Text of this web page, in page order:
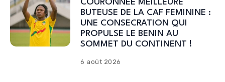
COURONNEE MEILLEURE
BUTEUSE DE LA CAF FEMININE :
UNE CONSECRATION QUI
PROPULSE LE BENIN AU
SOMMET DU CONTINENT !
6 août 2026